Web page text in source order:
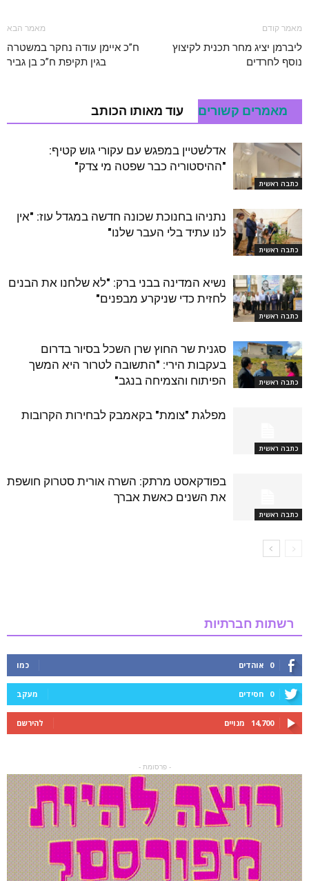
מאמר קודם
ליברמן יציג מחר תכנית לקיצוץ
נוסף לחרדים
מאמר הבא
ח”כ איימן עודה נחקר במשטרה
בגין תקיפת ח”כ בן גביר
מאמרים קשורים עוד מאותו הכותב
כתבה ראשית
אדלשטיין במפגש עם עקורי גוש קטיף:
"ההיסטוריה כבר שפטה מי צדק"
כתבה ראשית
נתניהו בחנוכת שכונה חדשה במגדל עוז: "אין
לנו עתיד בלי העבר שלנו"
כתבה ראשית
נשיא המדינה בבני ברק: "לא שלחנו את הבנים
לחזית כדי שניקרע מבפנים"
כתבה ראשית
סגנית שר החוץ שרן השכל בסיור בדרום
בעקבות הירי: "התשובה לטרור היא המשך
הפיתוח והצמיחה בנגב"
כתבה ראשית
מפלגת "צומת" בקאמבק לבחירות הקרובות
כתבה ראשית
בפודקאסט מרתק: השרה אורית סטרוק חושפת
את השנים כאשת אברך
רשתות חברתיות
0 אוהדים כמו
0 חסידים מעקב
14,700 מנויים להירשם
- פרסומת -